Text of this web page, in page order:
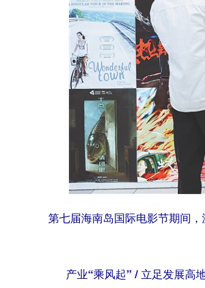
第七届海南岛国际电影节期间
产业“乘风起” / 立足发展高